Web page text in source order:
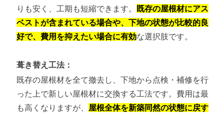
りも安く、工期も短縮できます。
既存の屋根材にアス
ベストが含まれている場合や、下地の状態が比較的良
好で、費用を抑えたい場合に有効な選択肢です。
葺き替え工法：
既存の屋根材を全て撤去し、下地から点検・補修を行
った上で新しい屋根材に交換する工法です。費用は最
も高くなりますが、
屋根全体を新築同然の状態に戻す